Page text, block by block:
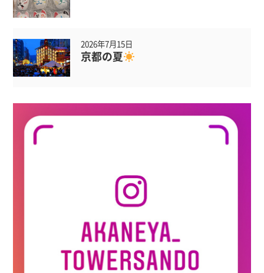
2026年7月15日
京都の夏